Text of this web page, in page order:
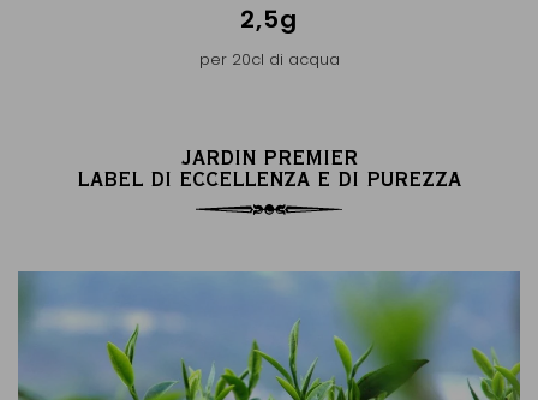
2,5g
per 20cl di acqua
JARDIN PREMIER
LABEL DI ECCELLENZA E DI PUREZZA